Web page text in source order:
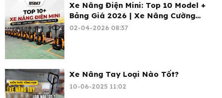
Xe Nâng Điện Mini: Top 10 Model +
Bảng Giá 2026 | Xe Nâng Cường
Thịnh
02-04-2026 08:37
Xe Nâng Tay Loại Nào Tốt?
10-06-2025 11:02